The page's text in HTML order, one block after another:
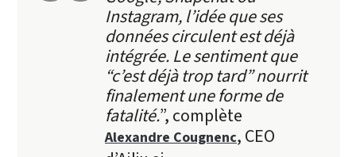
Instagram, l’idée que ses
données circulent est déjà
intégrée. Le sentiment que
“c’est déjà trop tard” nourrit
finalement une forme de
fatalité.”, complète
Alexandre Cougnenc, CEO